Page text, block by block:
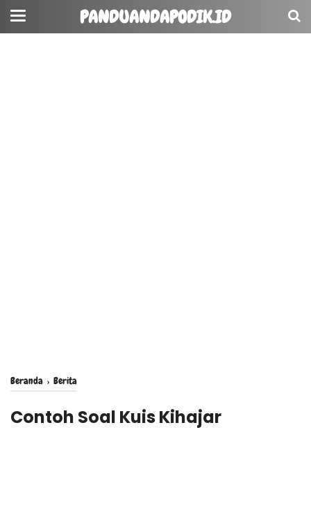
PANDUANDAPODIK.ID
Beranda › Berita
Contoh Soal Kuis Kihajar